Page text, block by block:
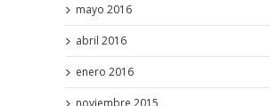
mayo 2016
abril 2016
enero 2016
noviembre 2015